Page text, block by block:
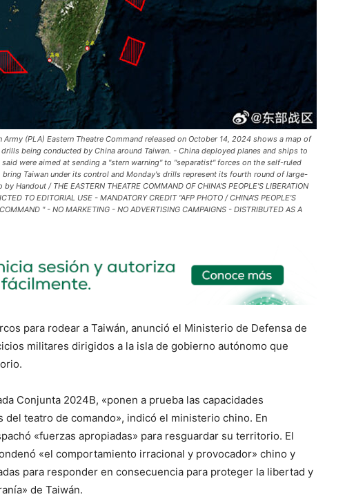
(PLA) Eastern Theatre Command released on October 14, 2024 shows a map of
being conducted by China around Taiwan. - China deployed planes and ships to
were aimed at sending a "stern warning" to "separatist" forces on the self-ruled
Taiwan under its control and Monday's drills represent its fourth round of large-
Handout / THE EASTERN THEATRE COMMAND OF CHINA'S PEOPLE'S LIBERATION
TO EDITORIAL USE - MANDATORY CREDIT "AFP PHOTO / CHINA'S PEOPLE'S
" - NO MARKETING - NO ADVERTISING CAMPAIGNS - DISTRIBUTED AS A
para rodear a Taiwán, anunció el Ministerio de Defensa de
militares dirigidos a la isla de gobierno autónomo que
Conjunta 2024B, «ponen a prueba las capacidades
del teatro de comando», indicó el ministerio chino. En
«fuerzas apropiadas» para resguardar su territorio. El
«el comportamiento irracional y provocador» chino y
para responder en consecuencia para proteger la libertad y
de Taiwán.